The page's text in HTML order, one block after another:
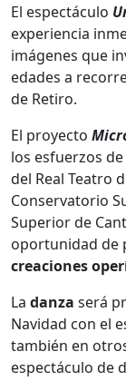
El espectáculo
experiencia
imágenes que
edades a
de Retiro.
El proyecto
los esfuerzos
del Real Teatro
Conservatorio
Superior de
oportunidad de
creaciones
La danza será
Navidad con el
también en
espectáculo de